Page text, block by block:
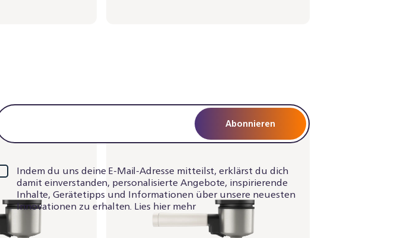
Abonnieren
Indem du uns deine E-Mail-Adresse mitteilst, erklärst du dich
damit einverstanden, personalisierte Angebote, inspirierende
Inhalte, Gerätetipps und Informationen über unsere neuesten
Innovationen zu erhalten. Lies hier mehr